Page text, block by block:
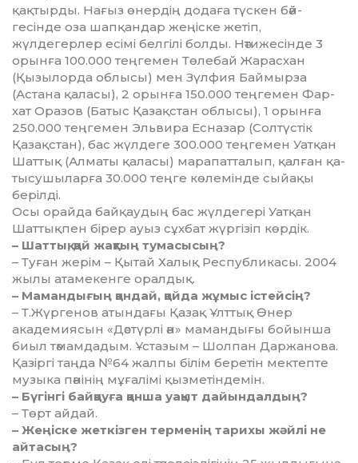
қақтырды. На­ғыз өнердің додаға түскен бәй­
гесінде оза шапқандар жеңіске же­тіп,
жүлдегерлер есімі белгілі бол­ды. Нәтижесінде 3
орынға 100.000 теңгемен Төлебай Жарасхан
(Қызылорда облысы) мен Зүл­фия Баймырза
(Астана қа­ла­сы), 2 орынға 150.000 теңгемен Фар­
хат Оразов (Батыс Қазақстан об­лысы), 1 орынға
250.000 тең­ге­мен Эльвира Есназар (Солтүстік
Қазақстан), бас жүлдеге 300.000 теңгемен Уатқан
Шаттық (Алматы қаласы) марапатталып, қалған қа­
тысушыларға 30.000 теңге кө­лемінде сыйақы
берілді.
Осы орайда байқаудың бас жүл­дегері Уатқан
Шаттықпен бі­рер ауыз сұхбат жүргізіп көр­дік.
– Шаттық, қай жақтың ту­ма­сысың?
– Туған жерім – Қытай Халық Рес­публикасы. 2004
жылы атамекенге оралдық.
– Мамандығың қандай, қайда жұмыс істейсің?
– Т.Жүргенов атындағы Қазақ Ұлттық Өнер
академиясын «Дәс­түрлі ән» мамандығы бойынша
биыл тәмамдадым. Ұстазым – Шол­пан Даржанова.
Қазіргі таң­да №64 жалпы білім беретін мек­тепте
музыка пәнінің мұға­лі­мі қызметіндемін.
– Бүгінгі байқауға қанша уа­қыт дайындалдың?
– Төрт айдай.
– Жеңіске жеткізген терменің та­ри­хы жәйлі не
айтасың?